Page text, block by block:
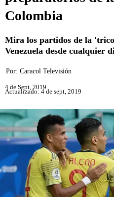
Colombia
Mira los partidos de la
Venezuela desde cualquier
Por: Caracol Televisión
4 de Sept, 2019
Actualizado: 4 de sept, 2019